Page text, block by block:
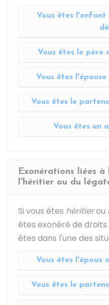
Vous êtes
Vous êtes le père
Vous êtes
Vous êtes le
Vous êtes un
Exonérations liées
l'héritier ou du
Si vous êtes héritierou
êtes exonéré de droits
êtes dans l'une des
Vous êtes l'époux
Vous êtes le